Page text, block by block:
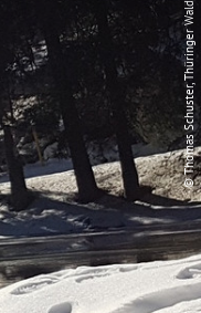
© Thomas Schuster, Thüringer Wald